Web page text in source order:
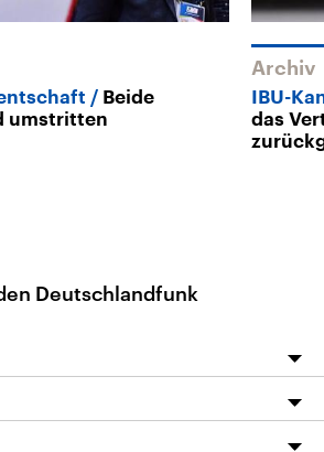
Beide
umstritten
Archiv
IBU-
das
Deutschlandfunk